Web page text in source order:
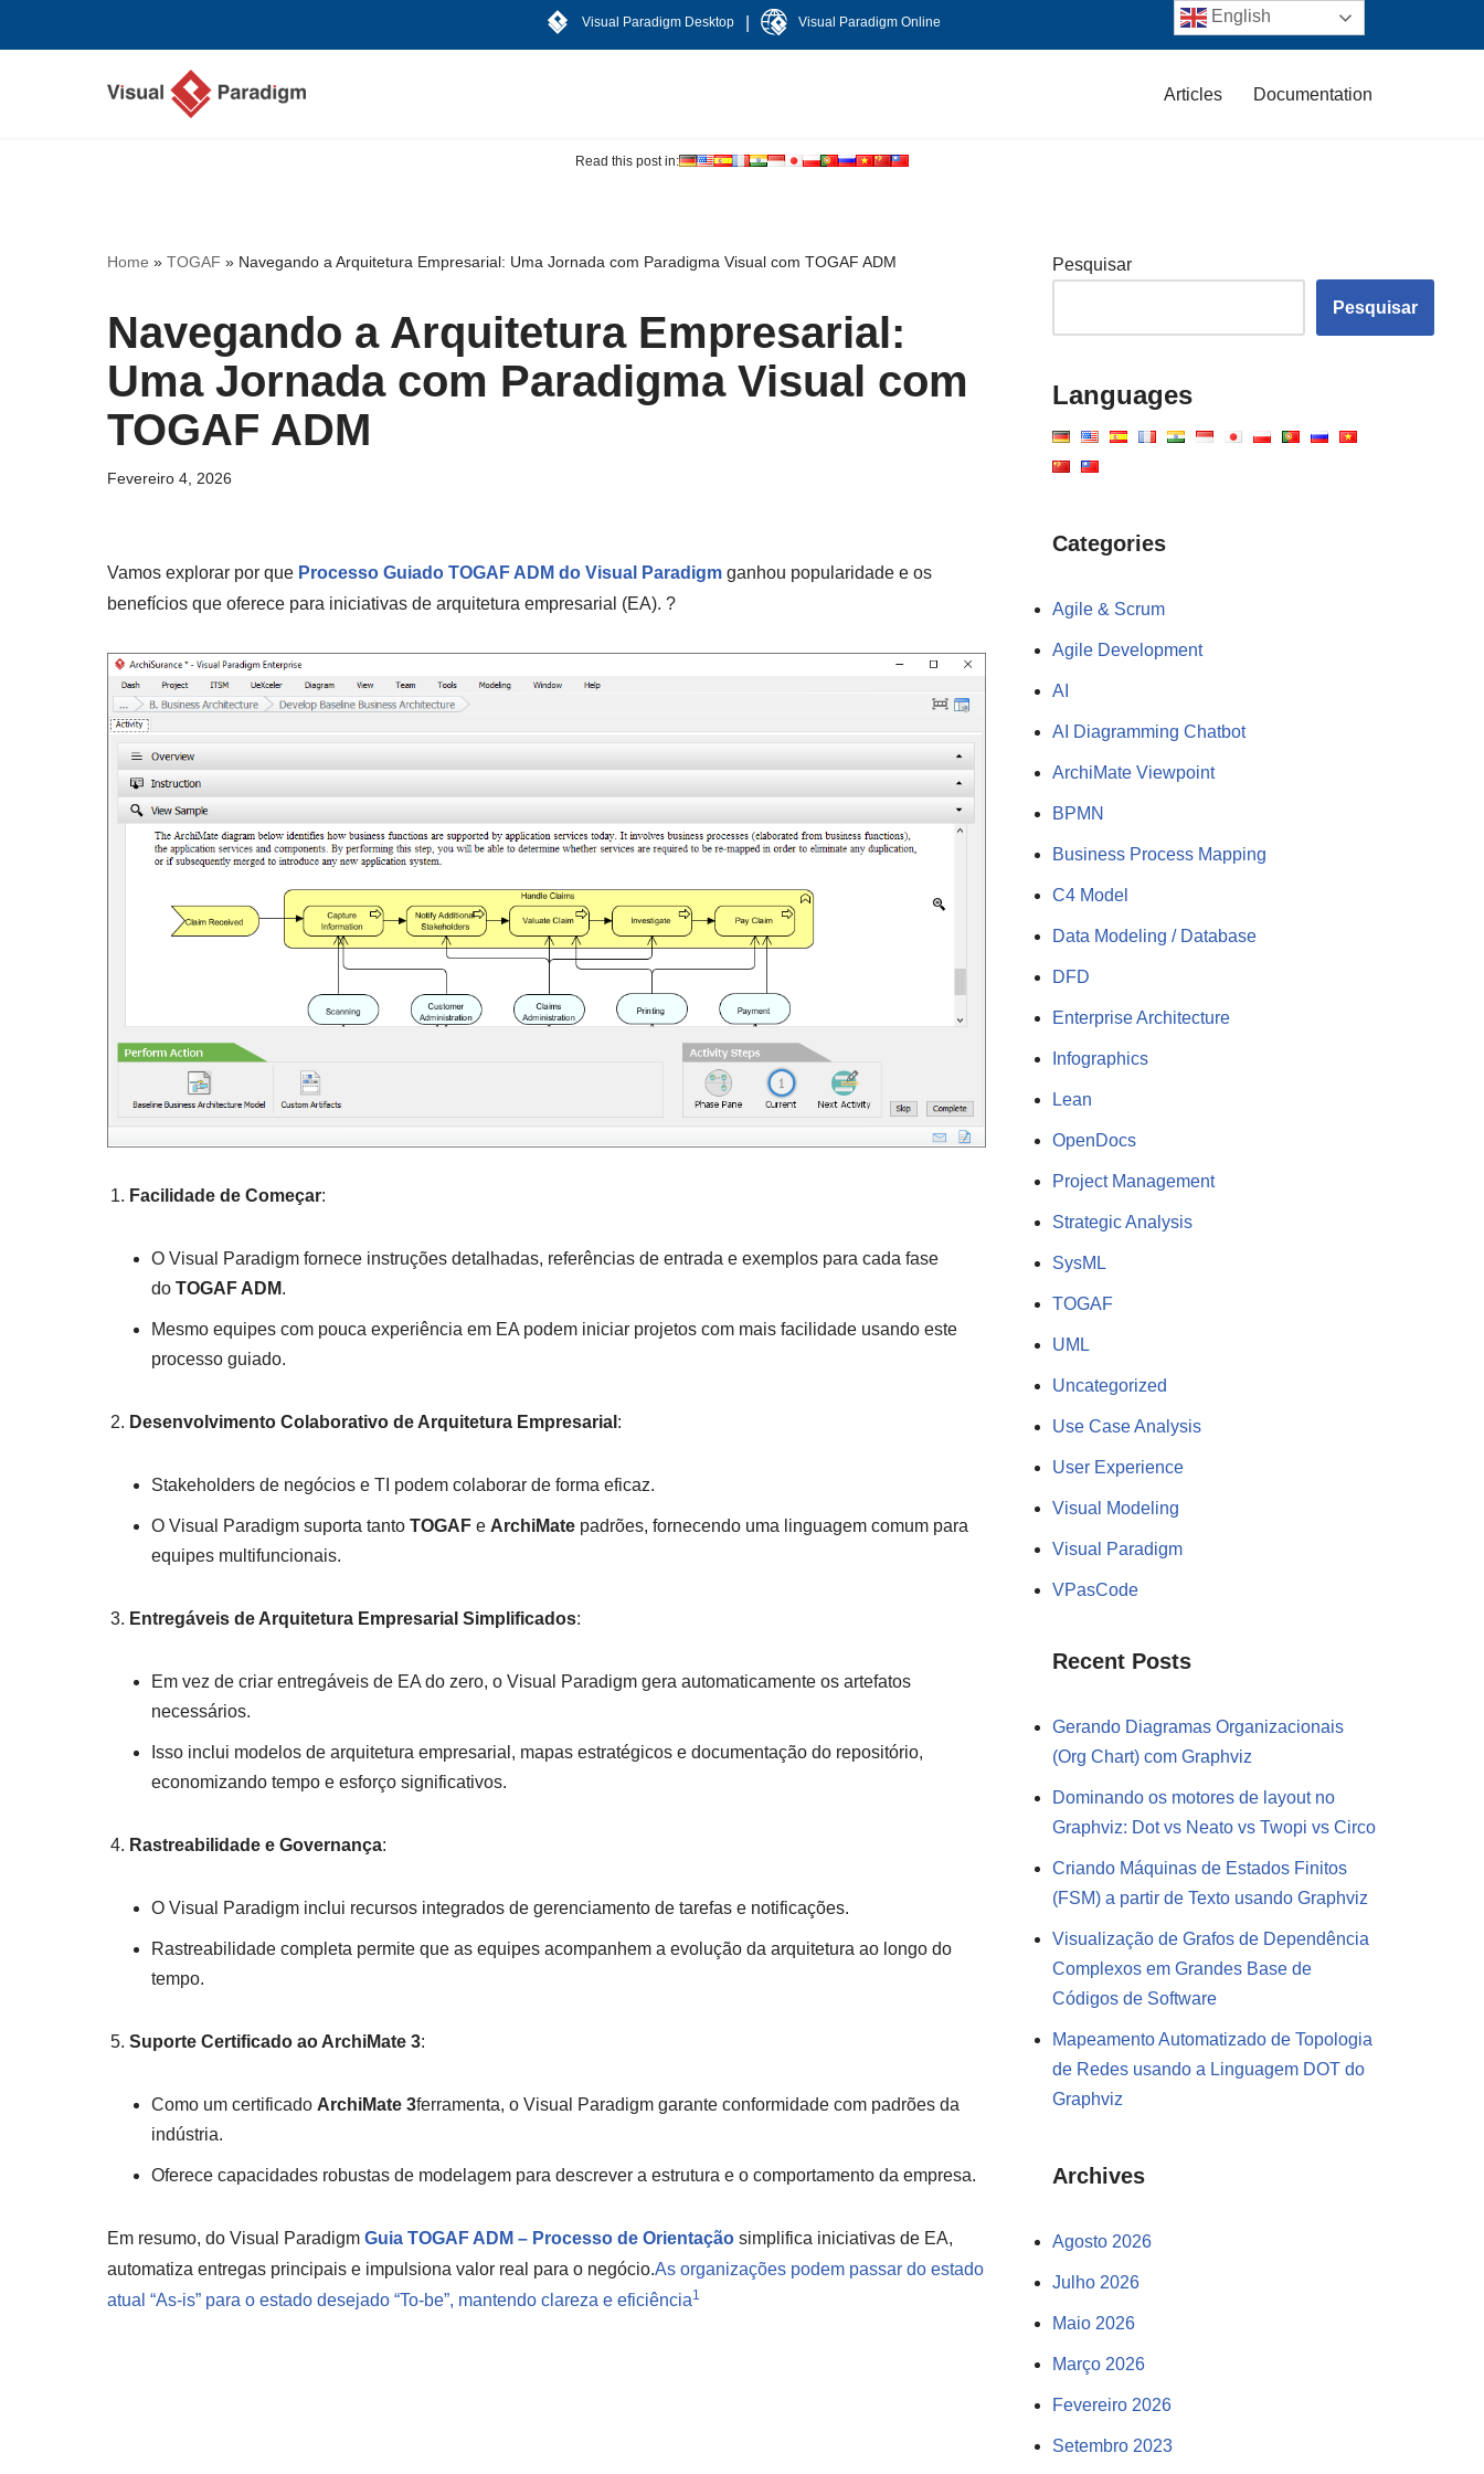
Visual Paradigm Desktop Visual Paradigm Online
Articles Documentation
Read this post in:
Home » TOGAF » Navegando a Arquitetura Empresarial: Uma Jornada com Paradigma Visual com TOGAF ADM
Navegando a Arquitetura Empresarial:
Uma Jornada com Paradigma Visual com
TOGAF ADM
Fevereiro 4, 2026
Vamos explorar por que Processo Guiado TOGAF ADM do Visual Paradigm ganhou popularidade e os
benefícios que oferece para iniciativas de arquitetura empresarial (EA). ?
Facilidade de Começar:
O Visual Paradigm fornece instruções detalhadas, referências de entrada e exemplos para cada fase
do TOGAF ADM.
Mesmo equipes com pouca experiência em EA podem iniciar projetos com mais facilidade usando este
processo guiado.
Desenvolvimento Colaborativo de Arquitetura Empresarial :
Stakeholders de negócios e TI podem colaborar de forma eficaz.
O Visual Paradigm suporta tanto TOGAF e ArchiMate padrões, fornecendo uma linguagem comum para
equipes multifuncionais.
Entregáveis de Arquitetura Empresarial Simplificados:
Em vez de criar entregáveis de EA do zero, o Visual Paradigm gera automaticamente os artefatos
necessários.
Isso inclui modelos de arquitetura empresarial, mapas estratégicos e documentação do repositório,
economizando tempo e esforço significativos.
Rastreabilidade e Governança:
O Visual Paradigm inclui recursos integrados de gerenciamento de tarefas e notificações.
Rastreabilidade completa permite que as equipes acompanhem a evolução da arquitetura ao longo do
tempo.
Suporte Certificado ao ArchiMate 3:
Como um certificado ArchiMate 3ferramenta, o Visual Paradigm garante conformidade com padrões da
indústria.
Oferece capacidades robustas de modelagem para descrever a estrutura e o comportamento da empresa.
Em resumo, do Visual Paradigm Guia TOGAF ADM – Processo de Orientação simplifica iniciativas de EA,
automatiza entregas principais e impulsiona valor real para o negócio.As organizações podem passar do estado
atual “As-is” para o estado desejado “To-be”, mantendo clareza e eficiência1
Pesquisar
Pesquisar
Languages
Categories
Agile & Scrum
Agile Development
AI
AI Diagramming Chatbot
ArchiMate Viewpoint
BPMN
Business Process Mapping
C4 Model
Data Modeling / Database
DFD
Enterprise Architecture
Infographics
Lean
OpenDocs
Project Management
Strategic Analysis
SysML
TOGAF
UML
Uncategorized
Use Case Analysis
User Experience
Visual Modeling
Visual Paradigm
VPasCode
Recent Posts
Gerando Diagramas Organizacionais
(Org Chart) com Graphviz
Dominando os motores de layout no
Graphviz: Dot vs Neato vs Twopi vs Circo
Criando Máquinas de Estados Finitos
(FSM) a partir de Texto usando Graphviz
Visualização de Grafos de Dependência
Complexos em Grandes Base de
Códigos de Software
Mapeamento Automatizado de Topologia
de Redes usando a Linguagem DOT do
Graphviz
Archives
Agosto 2026
Julho 2026
Maio 2026
Março 2026
Fevereiro 2026
Setembro 2023
English